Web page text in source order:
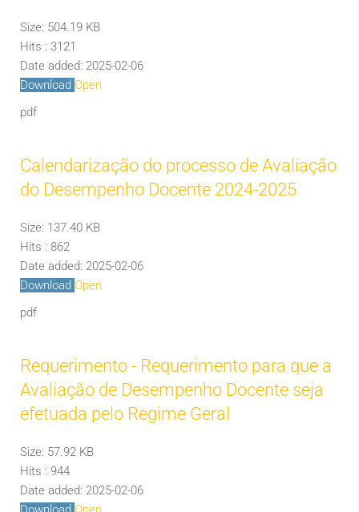
Size: 504.19 KB
Hits : 3121
Date added: 2025-02-06
Download Open
pdf
Calendarização do processo de Avaliação
do Desempenho Docente 2024-2025
Size: 137.40 KB
Hits : 862
Date added: 2025-02-06
Download Open
pdf
Requerimento - Requerimento para que a
Avaliação de Desempenho Docente seja
efetuada pelo Regime Geral
Size: 57.92 KB
Hits : 944
Date added: 2025-02-06